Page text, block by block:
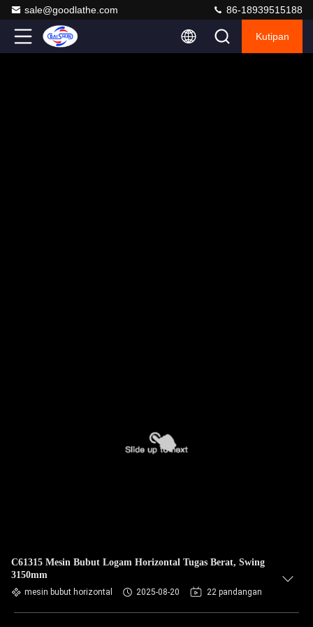
sale@goodlathe.com 86-18939515188
Kutipan
C61315 Mesin Bubut Logam Horizontal Tugas Berat, Swing
3150mm
mesin bubut horizontal 2025-08-20 22 pandangan